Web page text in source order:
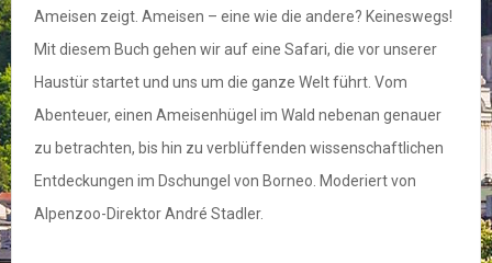
Ameisen zeigt. Ameisen – eine wie die andere? Keineswegs!
Mit diesem Buch gehen wir auf eine Safari, die vor unserer
Haustür startet und uns um die ganze Welt führt. Vom
Abenteuer, einen Ameisenhügel im Wald nebenan genauer
zu betrachten, bis hin zu verblüffenden wissenschaftlichen
Entdeckungen im Dschungel von Borneo. Moderiert von
Alpenzoo-Direktor André Stadler.